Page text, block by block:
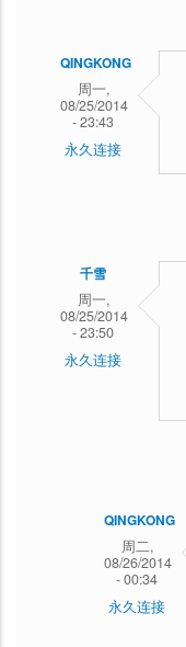
QINGKONG
周一,
08/25/2014
- 23:43
永久连接
千雪
周一,
08/25/2014
- 23:50
永久连接
QINGKONG
周二,
08/26/2014
- 00:34
永久连接